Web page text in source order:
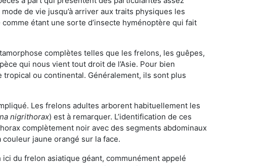
de vie jusqu’à arriver aux traits physiques les
étant une sorte d’insecte hyménoptère qui fait
complètes telles que les frelons, les guêpes,
qui nous vient tout droit de l’Asie. Pour bien
ou continental. Généralement, ils sont plus
Les frelons adultes arborent habituellement les
nigrithorax) est à remarquer. L’identification de ces
complètement noir avec des segments abdominaux
jaune orangé sur la face.
du frelon asiatique géant, communément appelé